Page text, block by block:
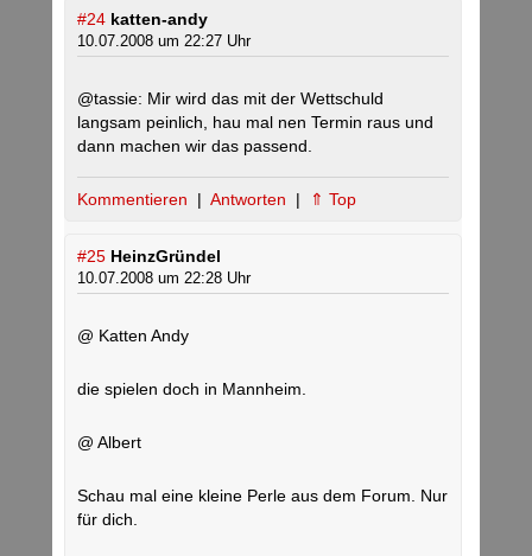
#24 katten-andy
10.07.2008 um 22:27 Uhr
@tassie: Mir wird das mit der Wettschuld
langsam peinlich, hau mal nen Termin raus und
dann machen wir das passend.
Kommentieren | Antworten | ⇑ Top
#25 HeinzGründel
10.07.2008 um 22:28 Uhr
@ Katten Andy
die spielen doch in Mannheim.
@ Albert
Schau mal eine kleine Perle aus dem Forum. Nur
für dich.